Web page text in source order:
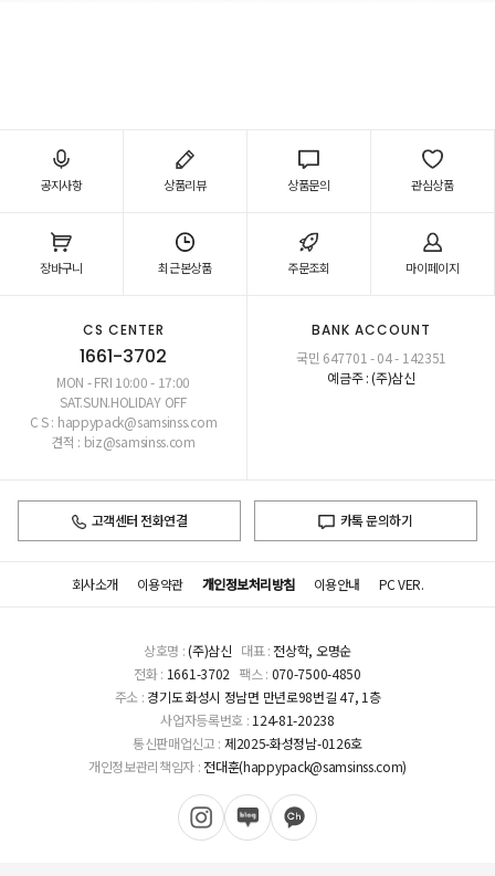
공지사항 상품리뷰 상품문의 관심상품
장바구니 최근본상품 주문조회 마이페이지
CS CENTER
1661-3702
MON - FRI 10:00 - 17:00
SAT.SUN.HOLIDAY OFF
C S : happypack@samsinss.com
견적 : biz@samsinss.com
BANK ACCOUNT
국민 647701 - 04 - 142351
예금주 : (주)삼신
고객센터 전화연결 카톡 문의하기
회사소개 이용약관 개인정보처리방침 이용안내 PC VER.
상호명 :(주)삼신 대표 : 전상학, 오명순
전화 : 1661-3702 팩스 : 070-7500-4850
주소 : 경기도 화성시 정남면 만년로98번길 47, 1층
사업자등록번호 : 124-81-20238
통신판매업신고 : 제2025-화성정남-0126호
개인정보관리책임자 : 전대훈(happypack@samsinss.com)